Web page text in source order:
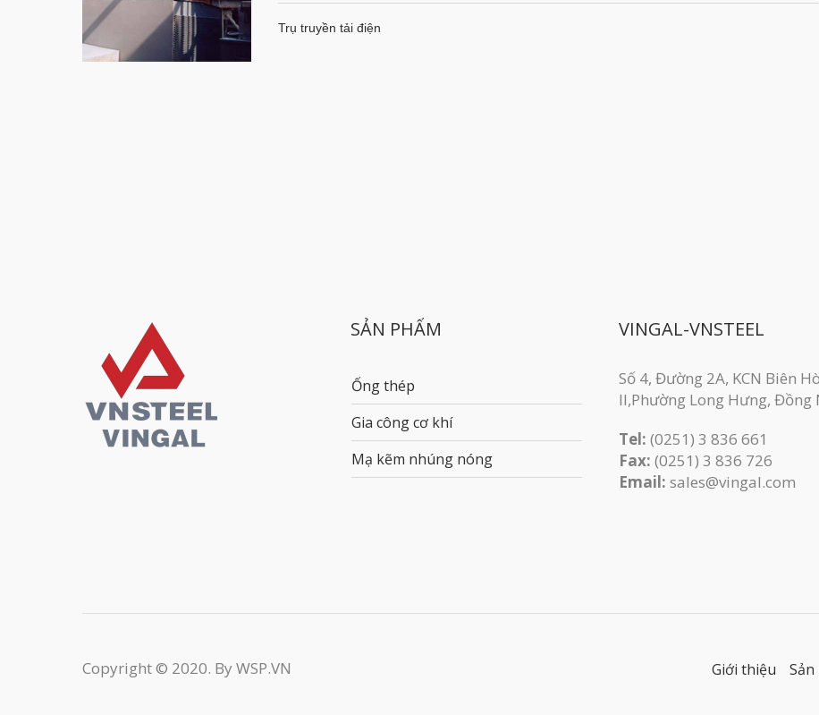
Trụ truyền tải điện
SẢN PHẨM
Ống thép
Gia công cơ khí
Mạ kẽm nhúng nóng
VINGAL-VNSTEEL
Số 4, Đường 2A, KCN Biên
II,Phường Long Hưng, Đồng
Tel: (0251) 3 836 661
Fax: (0251) 3 83​6 726
Email: sales@vingal.com
Giới thiệu
Copyright © 2020. By WSP.VN